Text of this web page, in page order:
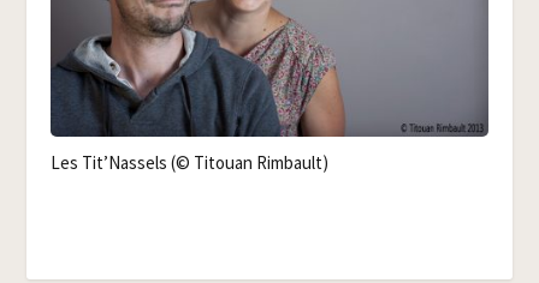
Les Tit’­Nas­sels (© Titouan Rimbault)